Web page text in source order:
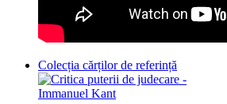
Colecția cărților de referință